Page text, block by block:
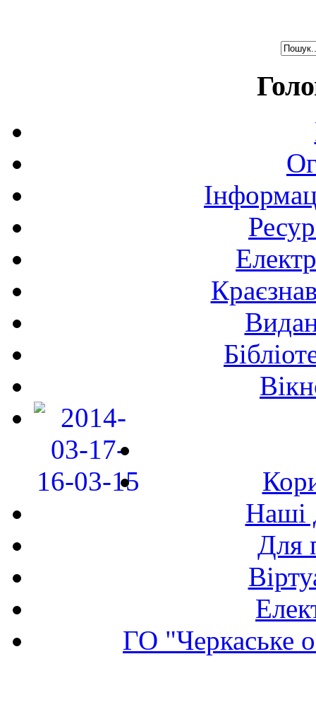
Наші
Для
ГО "Черкаське